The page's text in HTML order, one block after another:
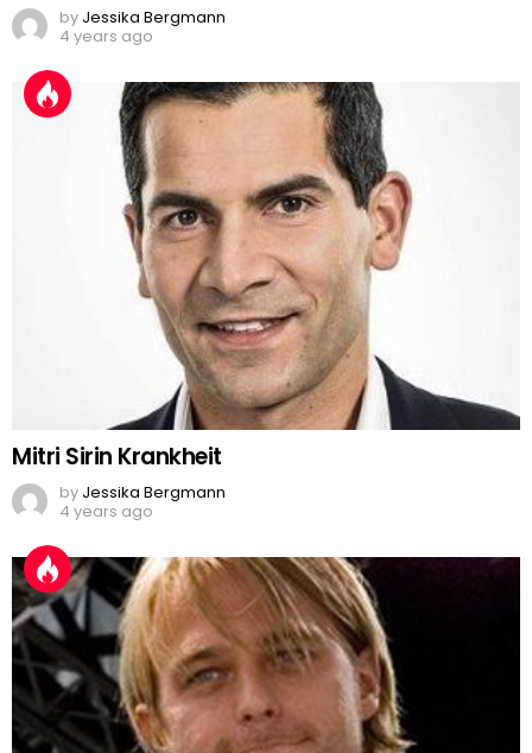
by Jessika Bergmann
4 years ago
Mitri Sirin Krankheit
by Jessika Bergmann
4 years ago